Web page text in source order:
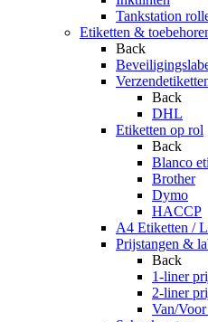
Tankstation
Etiketten &
Back
Back
DHL
Etiketten op rol
Back
Blanco
Brother
Dymo
HACCP
A4 Etiketten /
Prijstangen &
Back
1-liner
2-liner
Van/